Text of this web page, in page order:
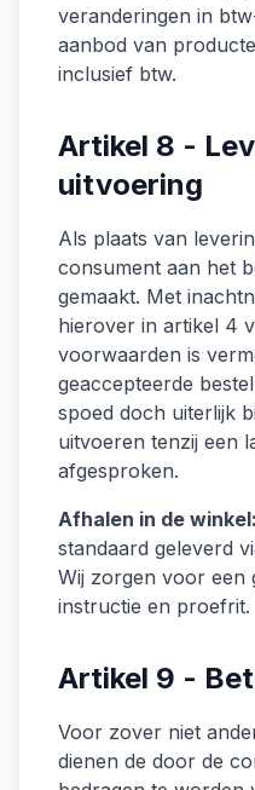
veranderingen in
aanbod van
inclusief btw.
Artikel 8 -
uitvoering
Als plaats van
consument aan het
gemaakt. Met
hierover in artikel 4
voorwaarden is
geaccepteerde
spoed doch uiterlijk
uitvoeren tenzij een
afgesproken.
Afhalen in de winkel:
standaard geleverd
Wij zorgen voor een
instructie en proefrit.
Artikel 9 -
Voor zover niet
dienen de door de